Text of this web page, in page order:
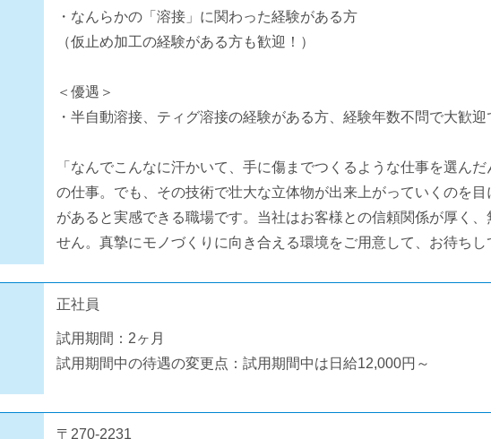
・なんらかの「溶接」に関わった経験がある方
（仮止め加工の経験がある方も歓迎！）
＜優遇＞
・半自動溶接、ティグ溶接の経験がある方、経験年数不問で大歓迎
「なんでこんなに汗かいて、手に傷までつくるような仕事を選ん
の仕事。でも、その技術で壮大な立体物が出来上がっていくのを
があると実感できる職場です。当社はお客様との信頼関係が厚く
せん。真摯にモノづくりに向き合える環境をご用意して、お待ちし
正社員
試用期間：2ヶ月
試用期間中の待遇の変更点：試用期間中は日給12,000円～
〒270-2231